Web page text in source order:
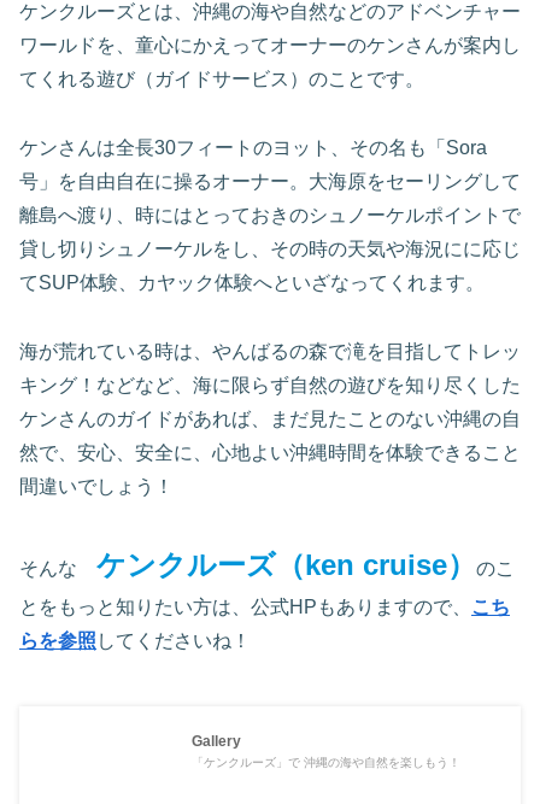
ケンクルーズとは、沖縄の海や自然などのアドベンチャー
ワールドを、童心にかえってオーナーのケンさんが案内し
てくれる遊び（ガイドサービス）のことです。
ケンさんは全長30フィートのヨット、その名も「Sora
号」を自由自在に操るオーナー。大海原をセーリングして
離島へ渡り、時にはとっておきのシュノーケルポイントで
貸し切りシュノーケルをし、その時の天気や海況にに応じ
てSUP体験、カヤック体験へといざなってくれます。
海が荒れている時は、やんばるの森で滝を目指してトレッ
キング！などなど、海に限らず自然の遊びを知り尽くした
ケンさんのガイドがあれば、まだ見たことのない沖縄の自
然で、安心、安全に、心地よい沖縄時間を体験できること
間違いでしょう！
そんな ケンクルーズ（ken cruise）
のこ
とをもっと知りたい方は、公式HPもありますので、
こち
らを参照 してくださいね！
Gallery
「ケンクルーズ」で 沖縄の海や自然を楽しもう！